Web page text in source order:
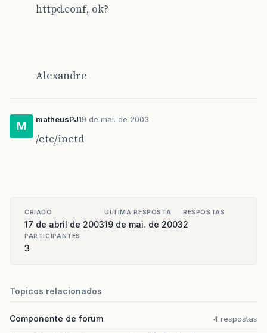
httpd.conf, ok?
Alexandre
M
matheusPJ19 de mai. de 2003
/etc/inetd
CRIADO
17 de abril de 2003
ULTIMA RESPOSTA
19 de mai. de 2003
RESPOSTAS
2
PARTICIPANTES
3
Topicos relacionados
Componente de forum 4 respostas